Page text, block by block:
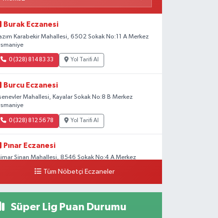
Burak Eczanesi
Karabekir Mahallesi, 6502 Sokak No:11 A Merkez
0 (328) 814 83 33 Yol Tarifi Al
Burcu Eczanesi
Mahallesi, Kayalar Sokak No:8 B Merkez
0 (328) 812 56 78 Yol Tarifi Al
Pınar Eczanesi
Sinan Mahallesi, 8546 Sokak No:4 A Merkez
Tüm Nöbetçi Eczaneler
Süper Lig Puan Durumu